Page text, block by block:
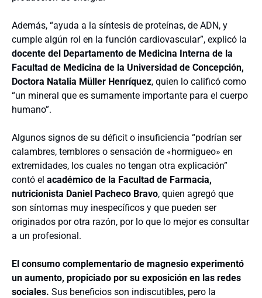
Además, “ayuda a la síntesis de proteínas, de ADN, y
cumple algún rol en la función cardiovascular”, explicó la
docente del Departamento de Medicina Interna de la
Facultad de Medicina de la Universidad de Concepción,
Doctora Natalia Müller Henríquez, quien lo calificó como
“un mineral que es sumamente importante para el cuerpo
humano”.
Algunos signos de su déficit o insuficiencia “podrían ser
calambres, temblores o sensación de «hormigueo» en
extremidades, los cuales no tengan otra explicación”
contó el académico de la Facultad de Farmacia,
nutricionista Daniel Pacheco Bravo, quien agregó que
son síntomas muy inespecíficos y que pueden ser
originados por otra razón, por lo que lo mejor es consultar
a un profesional.
El consumo complementario de magnesio experimentó
un aumento, propiciado por su exposición en las redes
sociales. Sus beneficios son indiscutibles, pero la